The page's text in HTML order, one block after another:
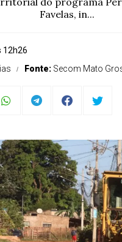
Favelas, in...
12h26
Fonte: Secom Mato